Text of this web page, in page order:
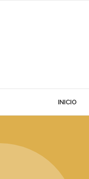
INICIO